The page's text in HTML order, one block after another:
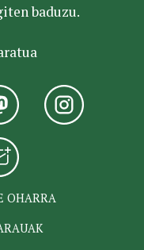
baduzu.
OHARRA